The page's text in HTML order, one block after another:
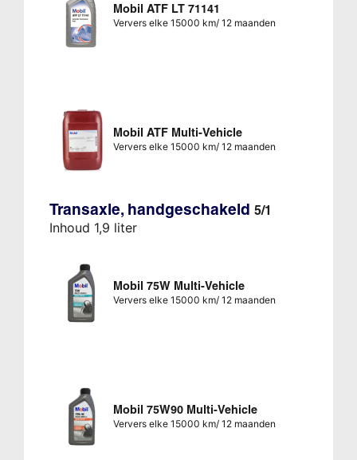
Mobil ATF LT 71141
Ververs elke 15000 km/ 12 maanden
Mobil ATF Multi-Vehicle
Ververs elke 15000 km/ 12 maanden
Transaxle, handgeschakeld 5/1
Inhoud 1,9 liter
Mobil 75W Multi-Vehicle
Ververs elke 15000 km/ 12 maanden
Mobil 75W90 Multi-Vehicle
Ververs elke 15000 km/ 12 maanden